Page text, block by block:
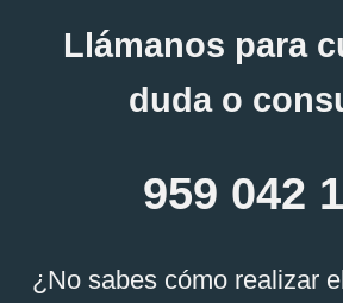
Llámanos para
duda o
959 042
¿No sabes cómo realizar